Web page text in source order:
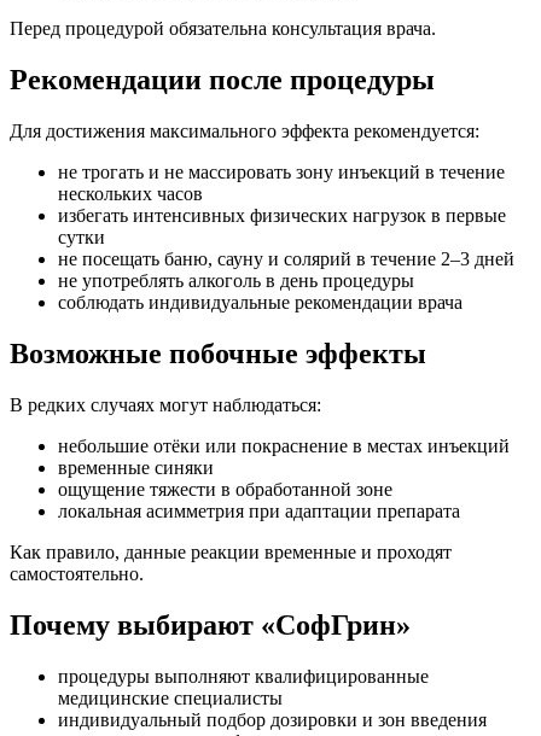
Перед процедурой обязательна консультация врача.
Рекомендации после процедуры
Для достижения максимального эффекта рекомендуется:
не трогать и не массировать зону инъекций в течение
нескольких часов
избегать интенсивных физических нагрузок в первые
сутки
не посещать баню, сауну и солярий в течение 2–3 дней
не употреблять алкоголь в день процедуры
соблюдать индивидуальные рекомендации врача
Возможные побочные эффекты
В редких случаях могут наблюдаться:
небольшие отёки или покраснение в местах инъекций
временные синяки
ощущение тяжести в обработанной зоне
локальная асимметрия при адаптации препарата
Как правило, данные реакции временные и проходят
самостоятельно.
Почему выбирают «СофГрин»
процедуры выполняют квалифицированные
медицинские специалисты
индивидуальный подбор дозировки и зон введения